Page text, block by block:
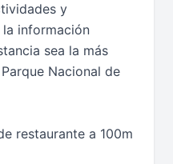
y
información
sea la más
Nacional de
restaurante a 100m